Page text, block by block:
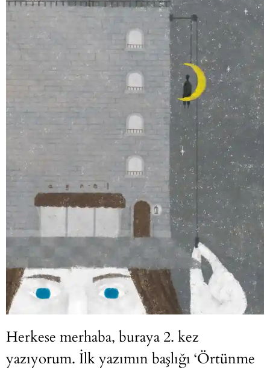
Herkese merhaba, buraya 2. kez
yazıyorum. İlk yazımın başlığı ‘Örtünme